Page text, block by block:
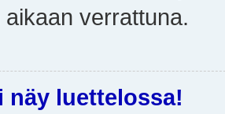
aikaan verrattuna.
näy luettelossa!